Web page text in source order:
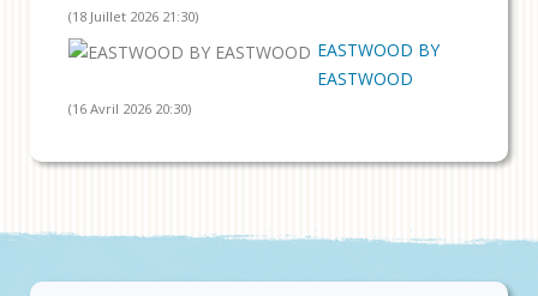
(18 Juillet 2026 21:30)
EASTWOOD BY
EASTWOOD
(16 Avril 2026 20:30)